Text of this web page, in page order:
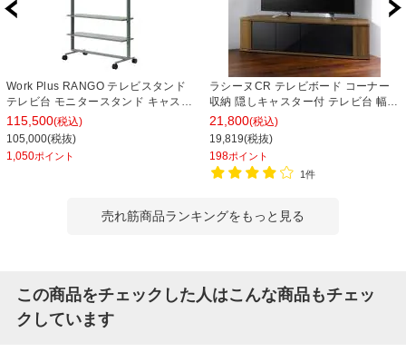
Work Plus RANGO テレビスタンド
テレビ台 モニタースタンド キャスタ
ー付き オフィス 会議室 業務用 幅
1200×奥行600×高さ1845mm
WorkPlus
115,500(税込)
105,000(税抜)
1,050ポイント
ラシーヌCR テレビボード コーナー
収納 隠しキャスター付 テレビ台 幅
1488×奥行390×高さ377mm
21,800(税込)
19,819(税抜)
198ポイント
1件
売れ筋商品ランキングをもっと見る
この商品をチェックした人はこんな商品もチェッ
クしています